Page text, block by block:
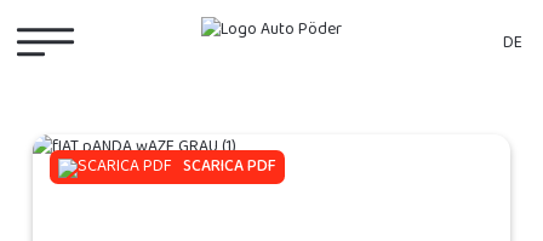
SCARICA PDF
DE